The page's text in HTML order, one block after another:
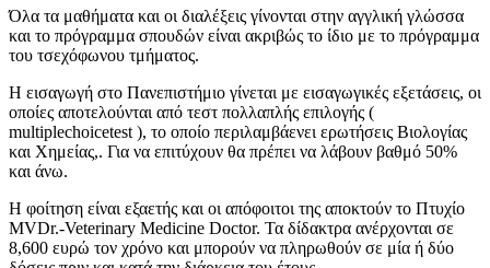
Όλα τα μαθήματα και οι διαλέξεις γίνονται στην αγγλική γλώσσα
και το πρόγραμμα σπουδών είναι ακριβώς το ίδιο με το πρόγραμμα
του τσεχόφωνου τμήματος.
Η εισαγωγή στο Πανεπιστήμιο γίνεται με εισαγωγικές εξετάσεις, οι
οποίες αποτελούνται από τεστ πολλαπλής επιλογής (
multiplechoicetest ), το οποίο περιλαμβάενει ερωτήσεις Βιολογίας
και Χημείας,. Για να επιτύχουν θα πρέπει να λάβουν βαθμό 50%
και άνω.
Η φοίτηση είναι εξαετής και οι απόφοιτοι της αποκτούν το Πτυχίο
MVDr.-Veterinary Medicine Doctor. Τα δίδακτρα ανέρχονται σε
8,600 ευρώ τον χρόνο και μπορούν να πληρωθούν σε μία ή δύο